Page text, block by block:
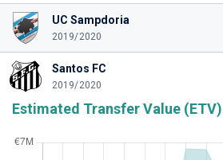
UC Sampdoria
2019/2020
Santos FC
2019/2020
Estimated Transfer Value (ETV)